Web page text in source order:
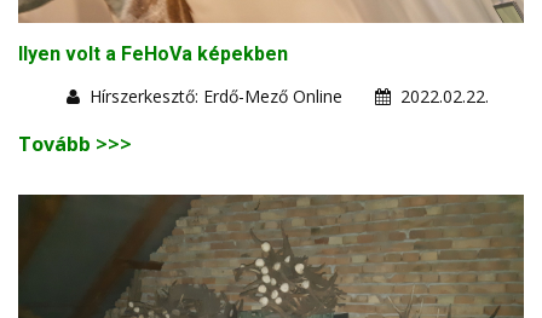
Ilyen volt a FeHoVa képekben
Hírszerkesztő: Erdő-Mező Online
2022.02.22.
Tovább >>>